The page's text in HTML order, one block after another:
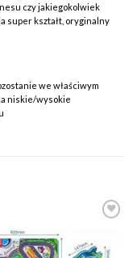
czy jakiegokolwiek
super kształt, oryginalny
we właściwym
niskie/wysokie